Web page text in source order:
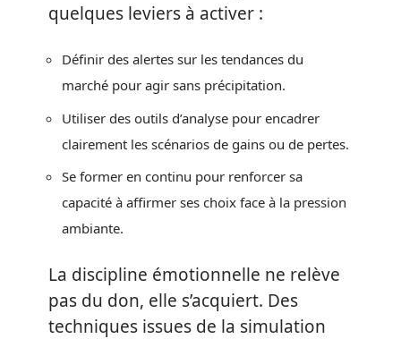
quelques leviers à activer :
Définir des alertes sur les tendances du
marché pour agir sans précipitation.
Utiliser des outils d’analyse pour encadrer
clairement les scénarios de gains ou de pertes.
Se former en continu pour renforcer sa
capacité à affirmer ses choix face à la pression
ambiante.
La discipline émotionnelle ne relève
pas du don, elle s’acquiert. Des
techniques issues de la simulation